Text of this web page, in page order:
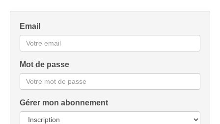
Email
Mot de passe
Gérer mon abonnement